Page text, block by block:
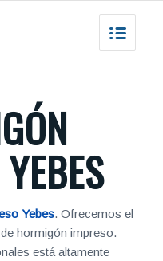
Yebes. Ofrecemos el
hormigón impreso.
está altamente